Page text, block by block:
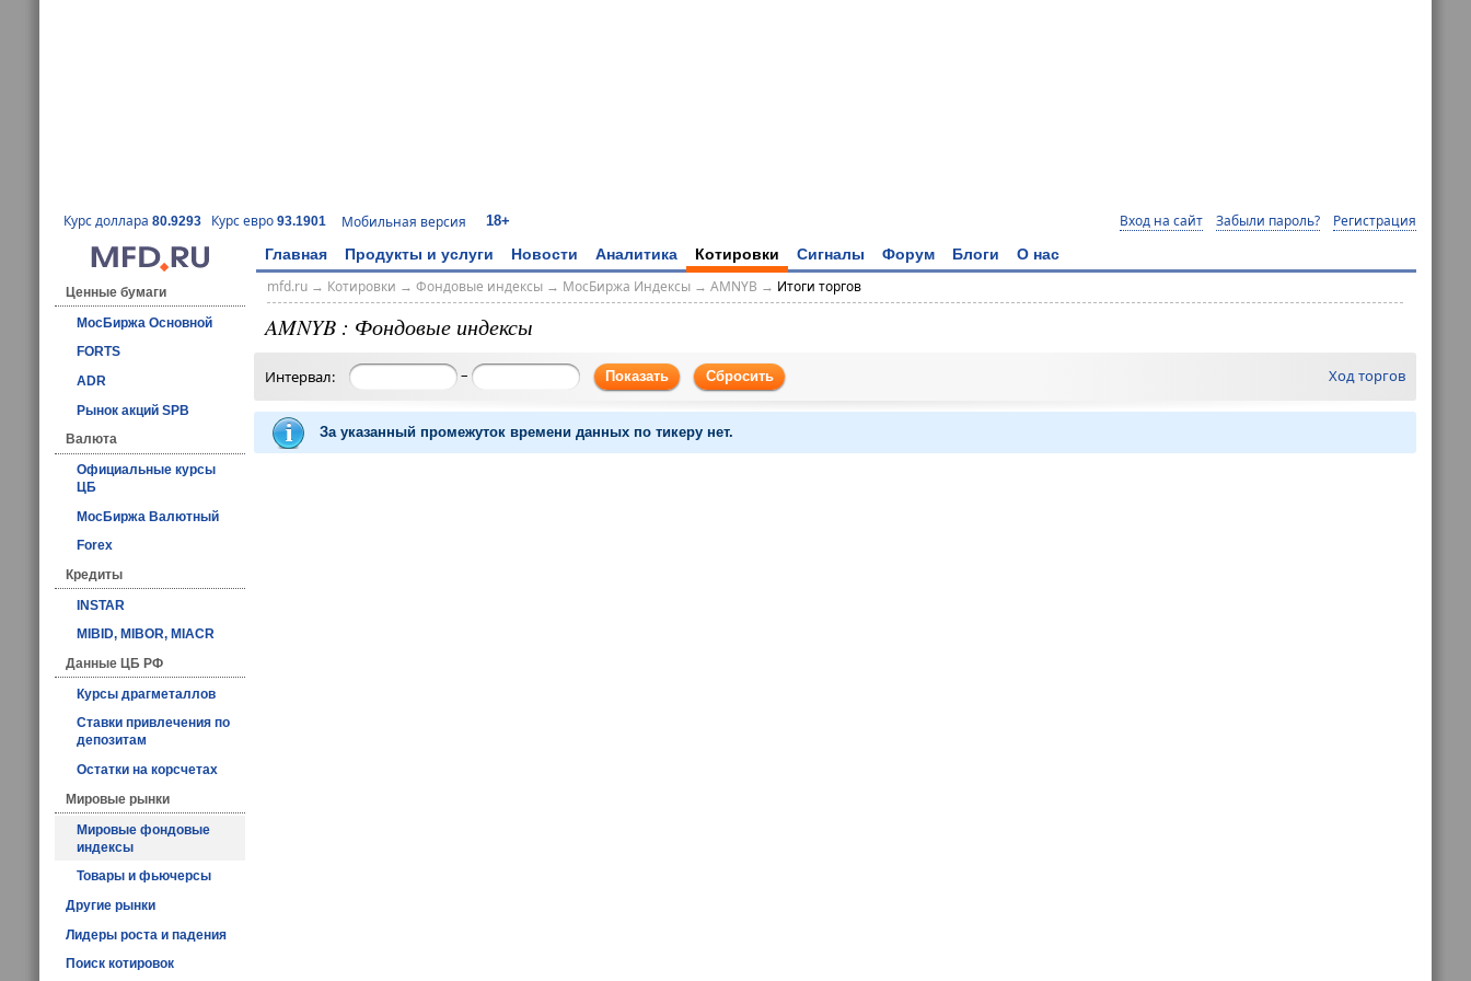
Курс доллара 80.9293 Курс евро 93.1901 Мобильная версия 18+ Вход на сайт Забыли пароль? Регистрация
Главная Продукты и услуги Новости Аналитика Котировки Сигналы Форум Блоги О нас
Ценные бумаги
МосБиржа Основной
FORTS
ADR
Рынок акций SPB
Валюта
Официальные курсы
ЦБ
МосБиржа Валютный
Forex
Кредиты
INSTAR
MIBID, MIBOR, MIACR
Данные ЦБ РФ
Курсы драгметаллов
Ставки привлечения по
депозитам
Остатки на корсчетах
Мировые рынки
Мировые фондовые
индексы
Товары и фьючерсы
Другие рынки
Лидеры роста и падения
Поиск котировок
mfd.ru→ Котировки → Фондовые индексы→ МосБиржа Индексы→ AMNYB → Итоги торгов
AMNYB : Фондовые индексы
Ход торгов
Интервал: – Показать Сбросить
За указанный промежуток времени данных по тикеру нет.